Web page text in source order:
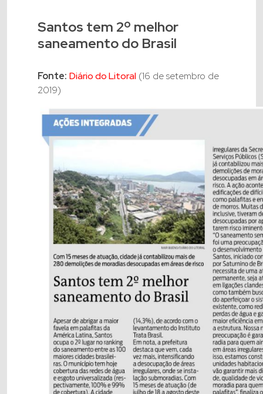
Santos tem 2º melhor
saneamento do Brasil
Fonte: Diário do Litoral (16 de setembro de
2019)